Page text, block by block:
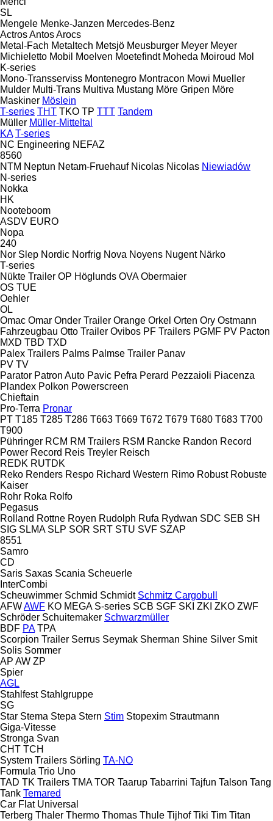
SL
Mengele Menke-Janzen Mercedes-Benz
ActrosAntosArocs
Metal-Fach Metaltech Metsjö Meusburger Meyer Meyer
Michieletto Mobil Moelven Moetefindt Moheda Moiroud Mol
K-series
Mono-Transserviss Montenegro Montracon Mowi Mueller
Mulder Multi-Trans Multiva Mustang Möre Gripen Möre
Maskiner Möslein
T-series THT TKO TP TTT Tandem
Müller Müller-Mitteltal
KA T-series
NC Engineering NEFAZ
8560
NTM Neptun Netam-Fruehauf Nicolas Nicolas Niewiadów
N-series
Nokka
HK
Nooteboom
ASDV EURO
Nopa
240
Nor Slep Nordic Norfrig Nova Noyens Nugent Närko
T-series
Nükte Trailer OP Höglunds OVA Obermaier
OS TUE
Oehler
OL
Omac Omar Onder Trailer Orange Orkel Orten Ory Ostmann
Fahrzeugbau Otto Trailer Ovibos PF Trailers PGMF PV Pacton
MXD TBD TXD
Palex Trailers Palms Palmse Trailer Panav
PV TV
Parator Patron Auto Pavic Pefra Perard Pezzaioli Piacenza
Plandex Polkon Powerscreen
Chieftain
Pro-Terra Pronar
PT T185 T285 T286 T663 T669 T672 T679 T680 T683 T700
T900
Pühringer RCM RM Trailers RSM Rancke Randon Record
Power Record Reis Treyler Reisch
REDK RUTDK
Reko Renders Respo Richard Western Rimo Robust Robuste
Kaiser
Rohr Roka Rolfo
Pegasus
Rolland Rottne Royen Rudolph Rufa Rydwan SDC SEB SH
SIG SLMA SLP SOR SRT STU SVF SZAP
8551
Samro
CD
Saris Saxas Scania Scheuerle
InterCombi
Scheuwimmer Schmid Schmidt Schmitz Cargobull
AFWAWF KO MEGA S-series SCB SGF SKI ZKI ZKO ZWF
Schröder Schuitemaker Schwarzmüller
BDF PA TPA
Scorpion Trailer Serrus Seymak Sherman Shine Silver Smit
Solis Sommer
AP AW ZP
Spier
AGL
Stahlfest Stahlgruppe
SG
Star Stema Stepa Stern Stim Stopexim Strautmann
Giga-Vitesse
Stronga Svan
CHT TCH
System Trailers Sörling TA-NO
Formula Trio Uno
TAD TK Trailers TMA TOR Taarup Tabarrini Tajfun Talson Tang
Tank Temared
Car Flat Universal
Terberg Thaler Thermo Thomas Thule Tijhof Tiki Tim Titan